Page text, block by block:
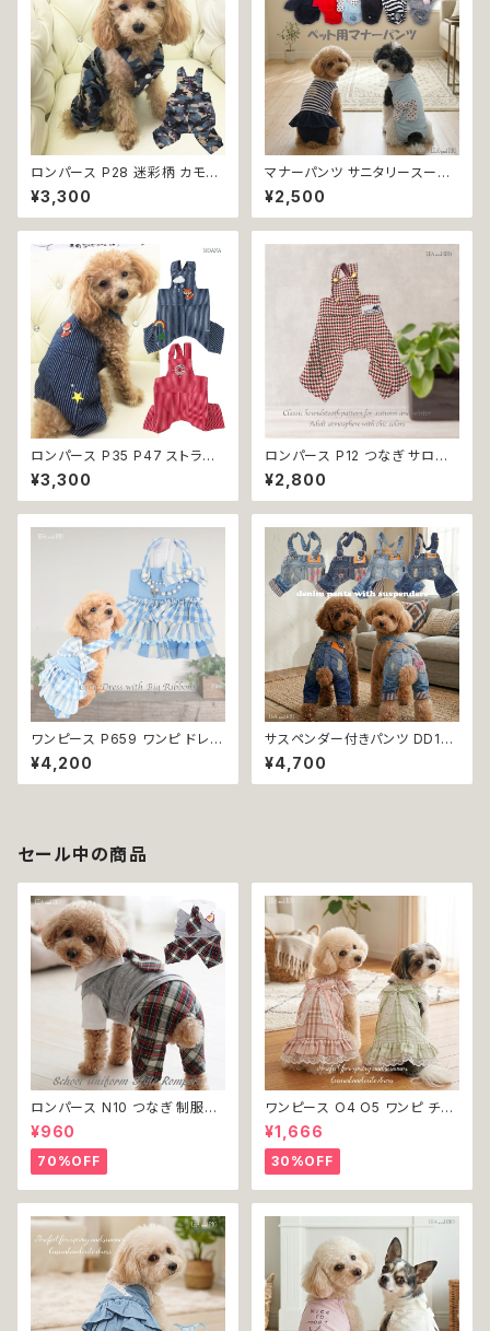
ロンパース P28 迷彩柄 カモフ
ラ おしゃれ アーミー 小型犬 犬
猫 ペット 服 犬服 猫服 犬の服
猫の服 ドッグウェア 返品交換不
¥3,300
マナーパンツ サニタリースーツ
B57 B58 B59 B60 B61 B62
つなぎタイプ パンツ ドッグ ウェ
ア dog 犬 猫 ペット 服 犬服 猫
レ トレーニング かわいい おしゃ
れ 生理 マナー オムツ カバー
ロンパース つなぎ 小型犬 返品
交換不可
¥2,500
ロンパース P35 P47 ストライ
プ おしゃれ デニム レッド ハンド
メイド 小型犬 犬 猫 ペット 服
犬服 猫服 犬の服 猫の服 ドッグ
¥3,300
ロンパース P12 つなぎ サロペ
ット オールインワン ボトムス チ
ェック 千鳥格子 シック ハンドメ
イド おしゃれ カッコいい ドッグ
服 猫服 犬の服 猫の服 ナチュラ
ル カラー ゴールド 小型 返品交
換不可
¥2,800
ワンピース P659 ワンピ ドレス
スカート ハンドメイド りぼん カ
ジュアル おしゃれ かわいい 爽
やか 春 夏 小型犬 ドッグウェア
¥4,200
サスペンダー付きパンツ DD172
DD173 DD174 DD175 デニム
パンツ オーバーオール 吊りズボ
ン カジュアル 犬 猫 ペット 犬服
¥4,700
セール中の商品
ロンパース N10 つなぎ 制服風
チェック柄 グレー 灰色 コスチュ
ーム コスプレ ドッグウェア dog
犬 猫 ペット 服 犬服 洋服 オシ
ャレ かわいい 小型犬 返品交換
不可
¥960
70%OFF
ワンピース O4 O5 ワンピ チェ
ック プリーツ レース 女の子 犬
犬服 小型 猫 服 洋服 ペット do
g ドッグウェア おしゃれ かわい
い 返品交換不可
¥1,666
30%OFF